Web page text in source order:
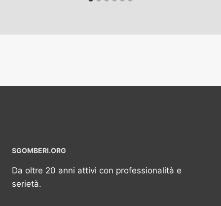
SGOMBERI.ORG
Da oltre 20 anni attivi con professionalità e
serietà.